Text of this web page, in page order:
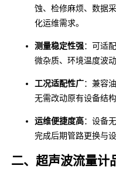
蚀、检修麻烦、数据
化运维需求。
测量稳定性强：可适
微杂质、环境温度波
工况适配性广：兼容
无需改动原有设备结
运维便捷度高：设备
完成后期管路更换与
二、超声波流量计